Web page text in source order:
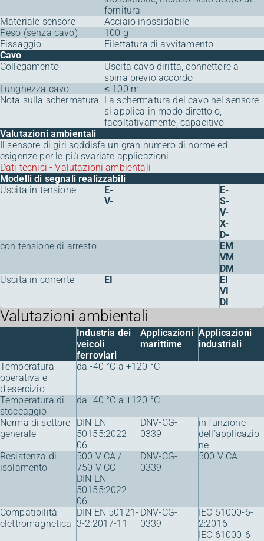
fornitura
Materiale sensore
Acciaio inossidabile
Peso (senza cavo)
100 g
Fissaggio
Filettatura di avvitamento
Cavo
Collegamento
Uscita cavo diritta, connettore a
spina previo accordo
Lunghezza cavo
≤ 100 m
Nota sulla schermatura
La schermatura del cavo nel sensore
si applica in modo diretto o,
facoltativamente, capacitivo
Valutazioni ambientali
Il sensore di giri soddisfa un gran numero di norme ed
esigenze per le più svariate applicazioni:
Dati tecnici - Valutazioni ambientali
Modelli di segnali realizzabili
Uscita in tensione
E-
V-
E-
S-
V-
X-
D-
con tensione di arresto
-
EM
VM
DM
Uscita in corrente
EI
EI
VI
DI
Valutazioni ambientali
Industria dei
veicoli
ferroviari
Applicazioni
marittime
Applicazioni
industriali
Temperatura
operativa e
d'esercizio
da -40 °C a +120 °C
Temperatura di
stoccaggio
da -40 °C a +120 °C
Norma di settore
generale
DIN EN
50155:2022-
06
DNV-CG-
0339
in funzione
dell’applicazio
ne
Resistenza di
isolamento
500 V CA /
750 V CC
DIN EN
50155:2022-
06
DNV-CG-
0339
500 V CA
Compatibilità
elettromagnetica
DIN EN 50121-
3-2:2017-11
DNV-CG-
0339
IEC 61000-6-
2:2016
IEC 61000-6-